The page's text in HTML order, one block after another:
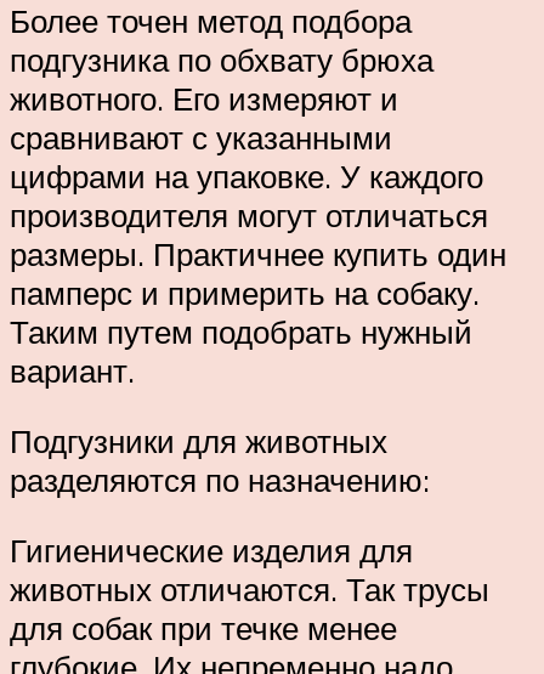
Более точен метод подбора
подгузника по обхвату брюха
животного. Его измеряют и
сравнивают с указанными
цифрами на упаковке. У каждого
производителя могут отличаться
размеры. Практичнее купить один
памперс и примерить на собаку.
Таким путем подобрать нужный
вариант.
Подгузники для животных
разделяются по назначению:
Гигиенические изделия для
животных отличаются. Так трусы
для собак при течке менее